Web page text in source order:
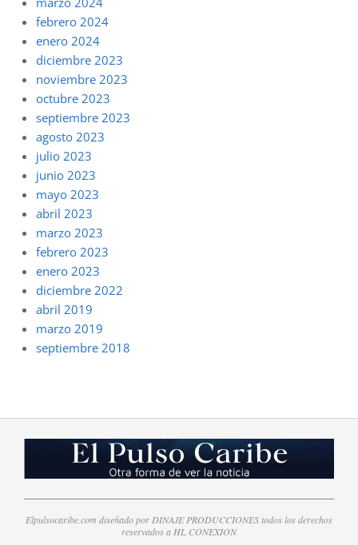
febrero 2024
enero 2024
diciembre 2023
noviembre 2023
octubre 2023
septiembre 2023
agosto 2023
julio 2023
junio 2023
mayo 2023
abril 2023
marzo 2023
febrero 2023
enero 2023
diciembre 2022
abril 2019
marzo 2019
septiembre 2018
Elpulsocaribe.com diseñado por DINAJE PRODUCCIONES todos los derechos
reservados a HL CONEXION